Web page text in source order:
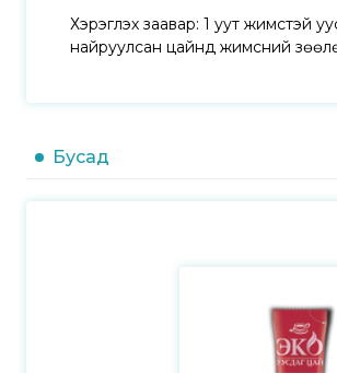
Хэрэглэх заавар: 1 уут жимстэй
найруулсан цайнд жимсний
Бусад